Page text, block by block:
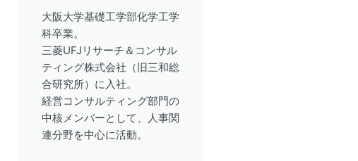
大阪大学基礎工学部化学工学
科卒業。
三菱UFJリサーチ＆コンサル
ティング株式会社（旧三和総
合研究所）に入社。
経営コンサルティング部門の
中核メンバーとして、人事関
連分野を中心に活動。